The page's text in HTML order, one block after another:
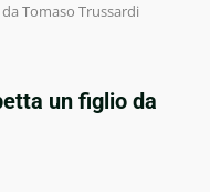
Tomaso Trussardi
un figlio da